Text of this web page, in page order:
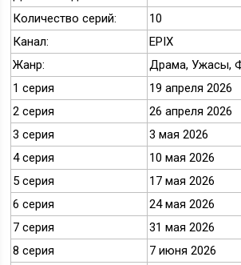
Количество серий:
10
Канал:
EPIX
Жанр:
Драма, Ужасы,
1 серия
19 апреля 2026
2 серия
26 апреля 2026
3 серия
3 мая 2026
4 серия
10 мая 2026
5 серия
17 мая 2026
6 серия
24 мая 2026
7 серия
31 мая 2026
8 серия
7 июня 2026